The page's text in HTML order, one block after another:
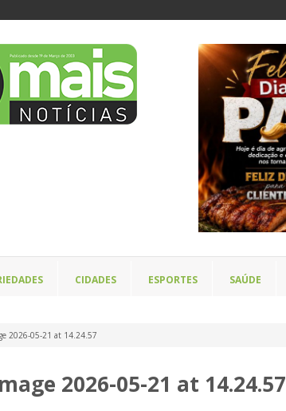
CIDADES ESPORTES SAÚDE
2026-05-21 at 14.24.57
2026-05-21 at 14.24.57